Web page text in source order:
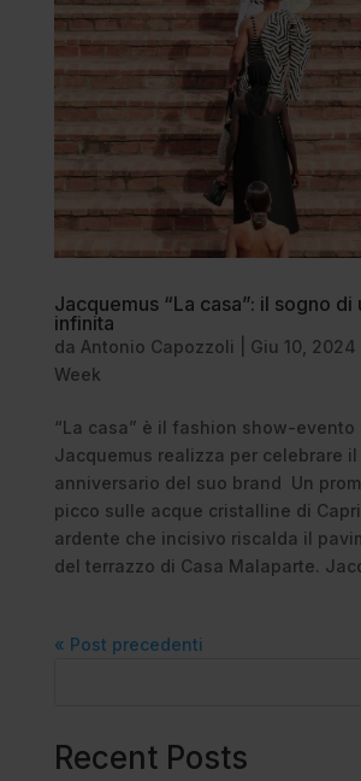
Jacquemus “La casa”: il sogno di
infinita
da Antonio Capozzoli Giu 10, 2024
Week
“La casa” è il fashion show-evento
Jacquemus realizza per celebrare il
anniversario del suo brand Un
picco sulle acque cristalline di
ardente che incisivo riscalda il
del terrazzo di Casa Malaparte.
« Post precedenti
Recent Posts